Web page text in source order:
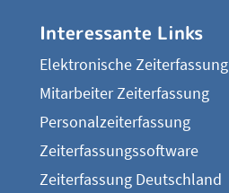
Interessante Links
Elektronische Zeiterfassung
Mitarbeiter Zeiterfassung
Personalzeiterfassung
Zeiterfassungssoftware
Zeiterfassung Deutschland